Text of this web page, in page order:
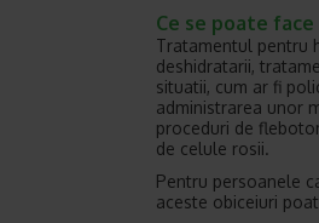
Ce se poate
Tratamentul pentru
deshidratarii,
situatii, cum ar fi
administrarea unor
proceduri de
de celule rosii.
Pentru persoanele
aceste obiceiuri